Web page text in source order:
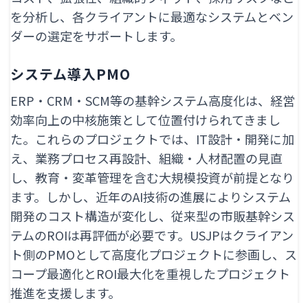
を分析し、各クライアントに最適なシステムとベン
ダーの選定をサポートします。
システム導入PMO
ERP・CRM・SCM等の基幹システム高度化は、経営
効率向上の中核施策として位置付けられてきまし
た。これらのプロジェクトでは、IT設計・開発に加
え、業務プロセス再設計、組織・人材配置の見直
し、教育・変革管理を含む大規模投資が前提となり
ます。しかし、近年のAI技術の進展によりシステム
開発のコスト構造が変化し、従来型の市販基幹シス
テムのROIは再評価が必要です。USJPはクライアン
ト側のPMOとして高度化プロジェクトに参画し、ス
コープ最適化とROI最大化を重視したプロジェクト
推進を支援します。